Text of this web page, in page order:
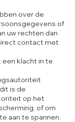
over de
of
uw rechten dan
contact met
klacht in te
is de
op het
of om
aan te spannen.